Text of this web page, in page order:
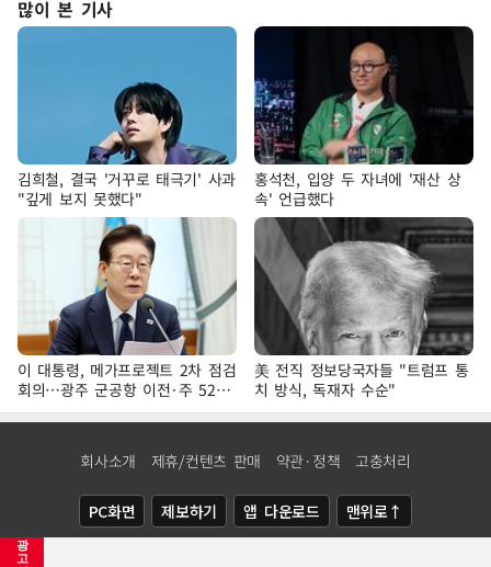
광
고
많이 본 기사
김희철, 결국 '거꾸로 태극기' 사과
"깊게 보지 못했다"
홍석천, 입양 두 자녀에 '재산 상
속' 언급했다
이 대통령, 메가프로젝트 2차 점검
회의…광주 군공항 이전·주 52시
간 예외 등 논의
美 전직 정보당국자들 "트럼프 통
치 방식, 독재자 수순"
회사소개 제휴/컨텐츠 판매 약관·정책 고충처리
PC화면 제보하기 앱 다운로드 맨위로↑